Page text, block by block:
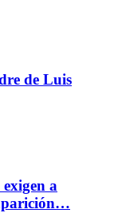
de Luis
a